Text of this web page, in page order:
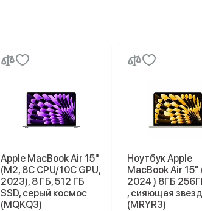
Apple MacBook Air 15"
(M2, 8C CPU/10C GPU,
2023), 8 ГБ, 512 ГБ
SSD, серый космос
(MQKQ3)
Ноутбук Apple
MacBook Air 15"
2024 ) 8ГБ
, сияющая
(MRYR3)